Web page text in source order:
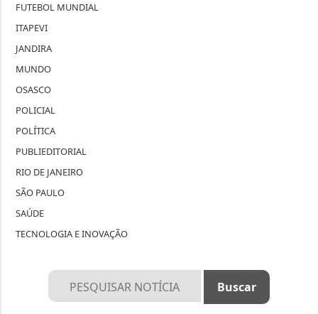
FUTEBOL MUNDIAL
ITAPEVI
JANDIRA
MUNDO
OSASCO
POLICIAL
POLÍTICA
PUBLIEDITORIAL
RIO DE JANEIRO
SÃO PAULO
SAÚDE
TECNOLOGIA E INOVAÇÃO